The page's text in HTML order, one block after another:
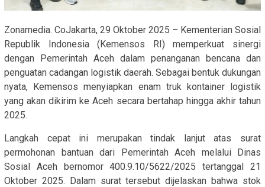
Zonamedia. CoJakarta, 29 Oktober 2025 – Kementerian Sosial
Republik Indonesia (Kemensos RI) memperkuat sinergi
dengan Pemerintah Aceh dalam penanganan bencana dan
penguatan cadangan logistik daerah. Sebagai bentuk dukungan
nyata, Kemensos menyiapkan enam truk kontainer logistik
yang akan dikirim ke Aceh secara bertahap hingga akhir tahun
2025.
Langkah cepat ini merupakan tindak lanjut atas surat
permohonan bantuan dari Pemerintah Aceh melalui Dinas
Sosial Aceh bernomor 400.9.10/5622/2025 tertanggal 21
Oktober 2025. Dalam surat tersebut dijelaskan bahwa stok